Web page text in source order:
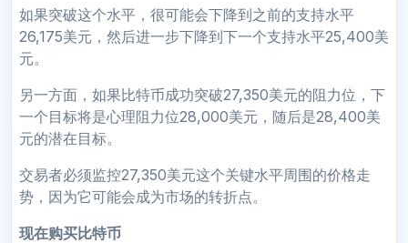
如果突破这个水平，很可能会下降到之前的支持水平
26,175美元，然后进一步下降到下一个支持水平25,400美
元。
另一方面，如果比特币成功突破27,350美元的阻力位，下
一个目标将是心理阻力位28,000美元，随后是28,400美
元的潜在目标。
交易者必须监控27,350美元这个关键水平周围的价格走
势，因为它可能会成为市场的转折点。
现在购买比特币